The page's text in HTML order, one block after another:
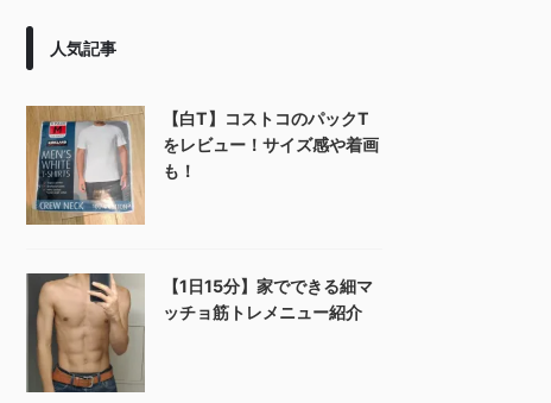
人気記事
【白T】コストコのパックT
をレビュー！サイズ感や着画
も！
【1日15分】家でできる細マ
ッチョ筋トレメニュー紹介